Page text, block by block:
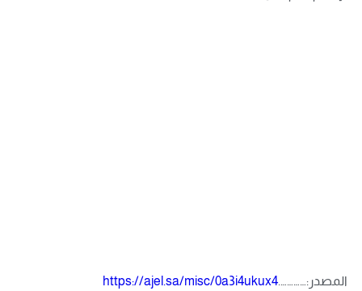
المصدر:………….https://ajel.sa/misc/0a3i4ukux4